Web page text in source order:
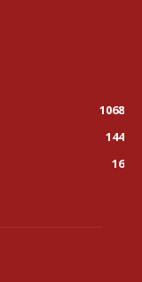
1068
144
16